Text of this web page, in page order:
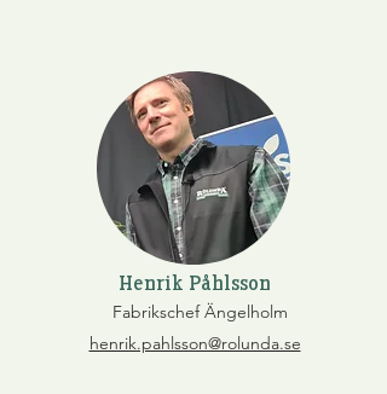
Henrik Påhlsson
Fabrikschef Ängelholm
henrik.pahlsson@rolunda.se